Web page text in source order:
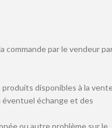
commande par le vendeur
disponibles à la
échange et des
ou autre problème sur le